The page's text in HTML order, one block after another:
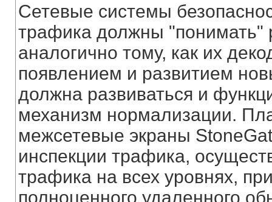
Сетевые системы
трафика должны "понимать"
аналогично тому, как их
появлением и развитием
должна развиваться и
механизм нормализации.
межсетевые экраны
инспекции трафика,
трафика на всех уровнях,
полноценного удаленного